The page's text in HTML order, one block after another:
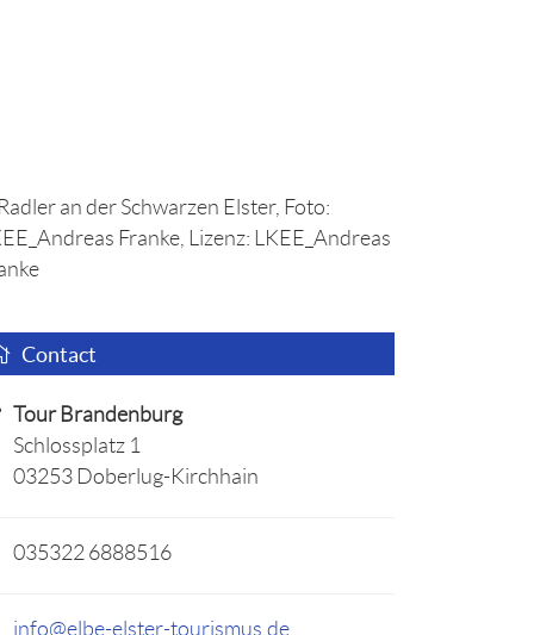
Contact
Tour Brandenburg
Schlossplatz 1
03253 Doberlug-Kirchhain
035322 6888516
info@elbe-elster-tourismus.de